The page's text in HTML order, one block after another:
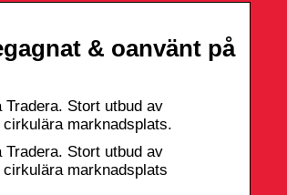
& oanvänt på
Stort utbud av
marknadsplats.
Stort utbud av
marknadsplats